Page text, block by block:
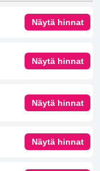
Näytä hinnat
Näytä hinnat
Näytä hinnat
Näytä hinnat